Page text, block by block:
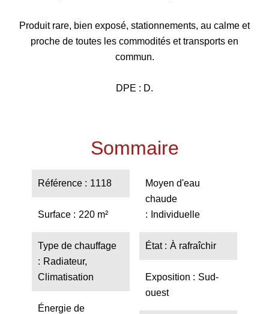
Produit rare, bien exposé, stationnements, au calme et
proche de toutes les commodités et transports en
commun.
DPE : D.
Sommaire
Référence 1118
Surface 220 m²
Type de chauffage
Radiateur,
Climatisation
Énergie de
Moyen d'eau
chaude
Individuelle
État À rafraîchir
Exposition
Sud-
ouest